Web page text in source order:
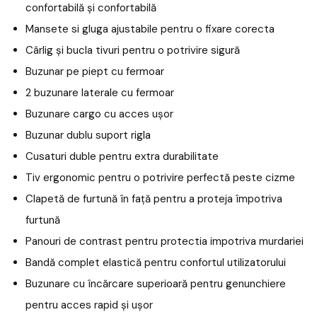
confortabilă și confortabilă
Mansete si gluga ajustabile pentru o fixare corecta
Cârlig și bucla tivuri pentru o potrivire sigură
Buzunar pe piept cu fermoar
2 buzunare laterale cu fermoar
Buzunare cargo cu acces ușor
Buzunar dublu suport rigla
Cusaturi duble pentru extra durabilitate
Tiv ergonomic pentru o potrivire perfectă peste cizme
Clapetă de furtună în față pentru a proteja împotriva
furtună
Panouri de contrast pentru protectia impotriva murdariei
Bandă complet elastică pentru confortul utilizatorului
Buzunare cu încărcare superioară pentru genunchiere
pentru acces rapid și ușor